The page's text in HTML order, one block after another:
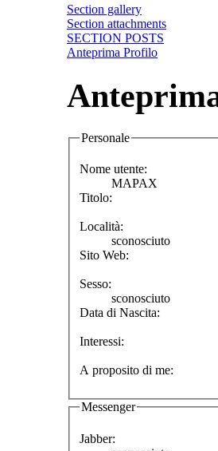
Section gallery
Section attachments
SECTION POSTS
Anteprima Profilo
Personale
Nome utente:
MAPAX
Titolo:
Località:
sconosciuto
Sito Web:
Sesso:
sconosciuto
Data di Nascita:
Interessi:
A proposito di me:
Messenger
Jabber: